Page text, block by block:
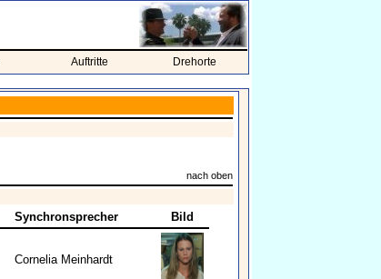
Auftritte Drehorte
nach oben
Synchronsprecher Bild
Cornelia Meinhardt